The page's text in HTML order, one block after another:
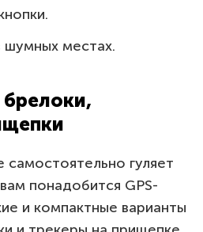
местах.
брелоки,
гуляет
понадобится GPS-
и компактные варианты